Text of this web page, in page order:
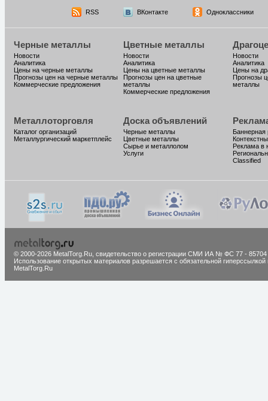
RSS ВКонтакте Одноклассники
Черные металлы
Новости
Аналитика
Цены на черные металлы
Прогнозы цен на черные металлы
Коммерческие предложения
Цветные металлы
Новости
Аналитика
Цены на цветные металлы
Прогнозы цен на цветные
металлы
Коммерческие предложения
Новости
Аналитика
Цены на
Прогнозы
металлы
Металлоторговля
Каталог организаций
Металлургический маркетплейс
Доска объявлений
Черные металлы
Цветные металлы
Сырье и металлолом
Услуги
Баннерная
Реклама в
Classified
© 2000-2026 MetalTorg.Ru, cвидетельство о регистрации СМИ ИА № ФС 77 - 85704
Использование открытых материалов разрешается с обязательной гиперссылкой
MetalTorg.Ru